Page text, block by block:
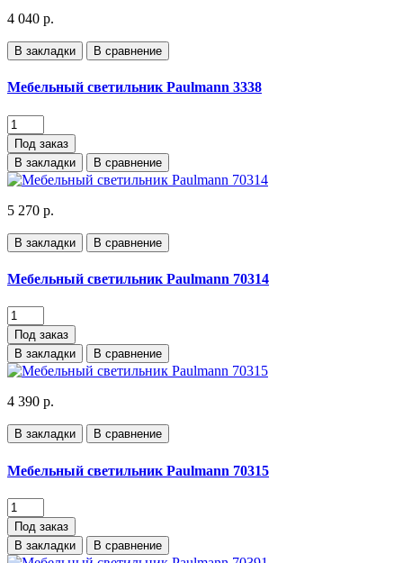
4 040 р.
В закладки В сравнение
Мебельный светильник Paulmann 3338
Под заказ
В закладки
В сравнение
5 270 р.
В закладки В сравнение
Мебельный светильник Paulmann 70314
Под заказ
В закладки
В сравнение
4 390 р.
В закладки В сравнение
Мебельный светильник Paulmann 70315
Под заказ
В закладки
В сравнение